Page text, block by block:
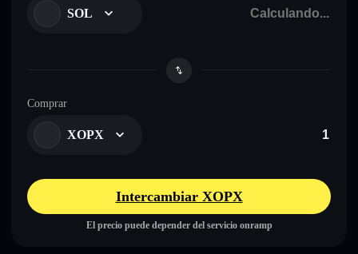
SOL
Comprar
XOPX
Intercambiar XOPX
El precio puede depender del servicio onramp